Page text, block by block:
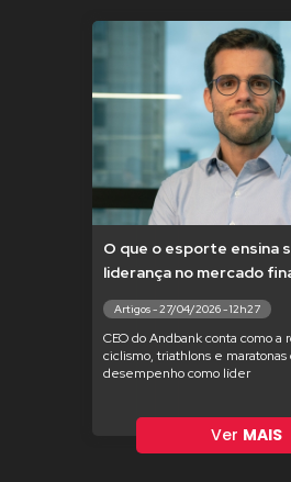
O que o esporte ensina
liderança no mercado
Artigos - 27/04/2026 - 12h27
CEO do Andbank conta como a
ciclismo, triathlons e
desempenho como líder
Ver MAIS